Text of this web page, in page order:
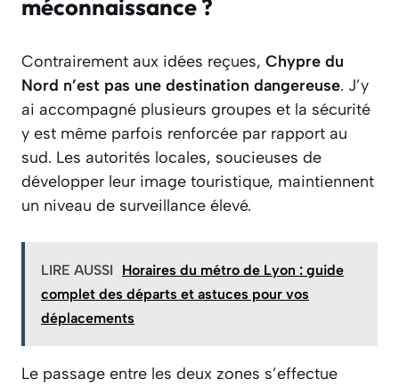
méconnaissance ?
Contrairement aux idées reçues, Chypre du
Nord n’est pas une destination dangereuse. J’y
ai accompagné plusieurs groupes et la sécurité
y est même parfois renforcée par rapport au
sud. Les autorités locales, soucieuses de
développer leur image touristique, maintiennent
un niveau de surveillance élevé.
LIRE AUSSI
Horaires du métro de Lyon : guide
complet des départs et astuces pour vos
déplacements
Le passage entre les deux zones s’effectue